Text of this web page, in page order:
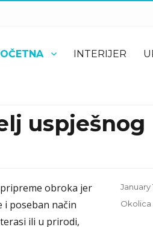
INTERIJER
uspješnog
obroka jer
i poseban način
ili u prirodi,
Posted
on
January
Okolica